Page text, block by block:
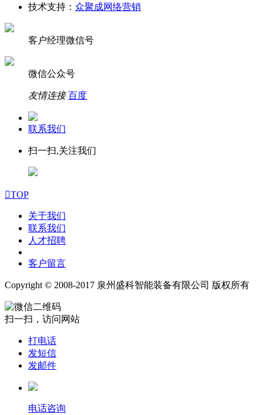
技术支持： 众聚成网络营销
客户经理微信号
微信公众号
友情连接 百度
联系我们
扫一扫,关注我们
TOP
关于我们
联系我们
人才招聘
客户留言
Copyright © 2008-2017 泉州盛科智能装备有限公司 版权所有
扫一扫，访问网站
打电话
发短信
发邮件
电话咨询